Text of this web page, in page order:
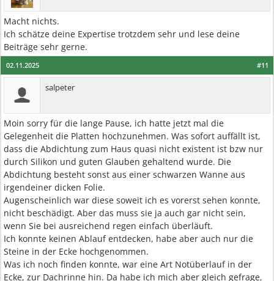
Macht nichts.
Ich schätze deine Expertise trotzdem sehr und lese deine
Beiträge sehr gerne.
#11
02.11.2025
salpeter
Moin sorry für die lange Pause, ich hatte jetzt mal die
Gelegenheit die Platten hochzunehmen. Was sofort auffällt ist,
dass die Abdichtung zum Haus quasi nicht existent ist bzw nur
durch Silikon und guten Glauben gehaltend wurde. Die
Abdichtung besteht sonst aus einer schwarzen Wanne aus
irgendeiner dicken Folie.
Augenscheinlich war diese soweit ich es vorerst sehen konnte,
nicht beschädigt. Aber das muss sie ja auch gar nicht sein,
wenn Sie bei ausreichend regen einfach überläuft.
Ich konnte keinen Ablauf entdecken, habe aber auch nur die
Steine in der Ecke hochgenommen.
Was ich noch finden konnte, war eine Art Notüberlauf in der
Ecke, zur Dachrinne hin. Da habe ich mich aber gleich gefrage,